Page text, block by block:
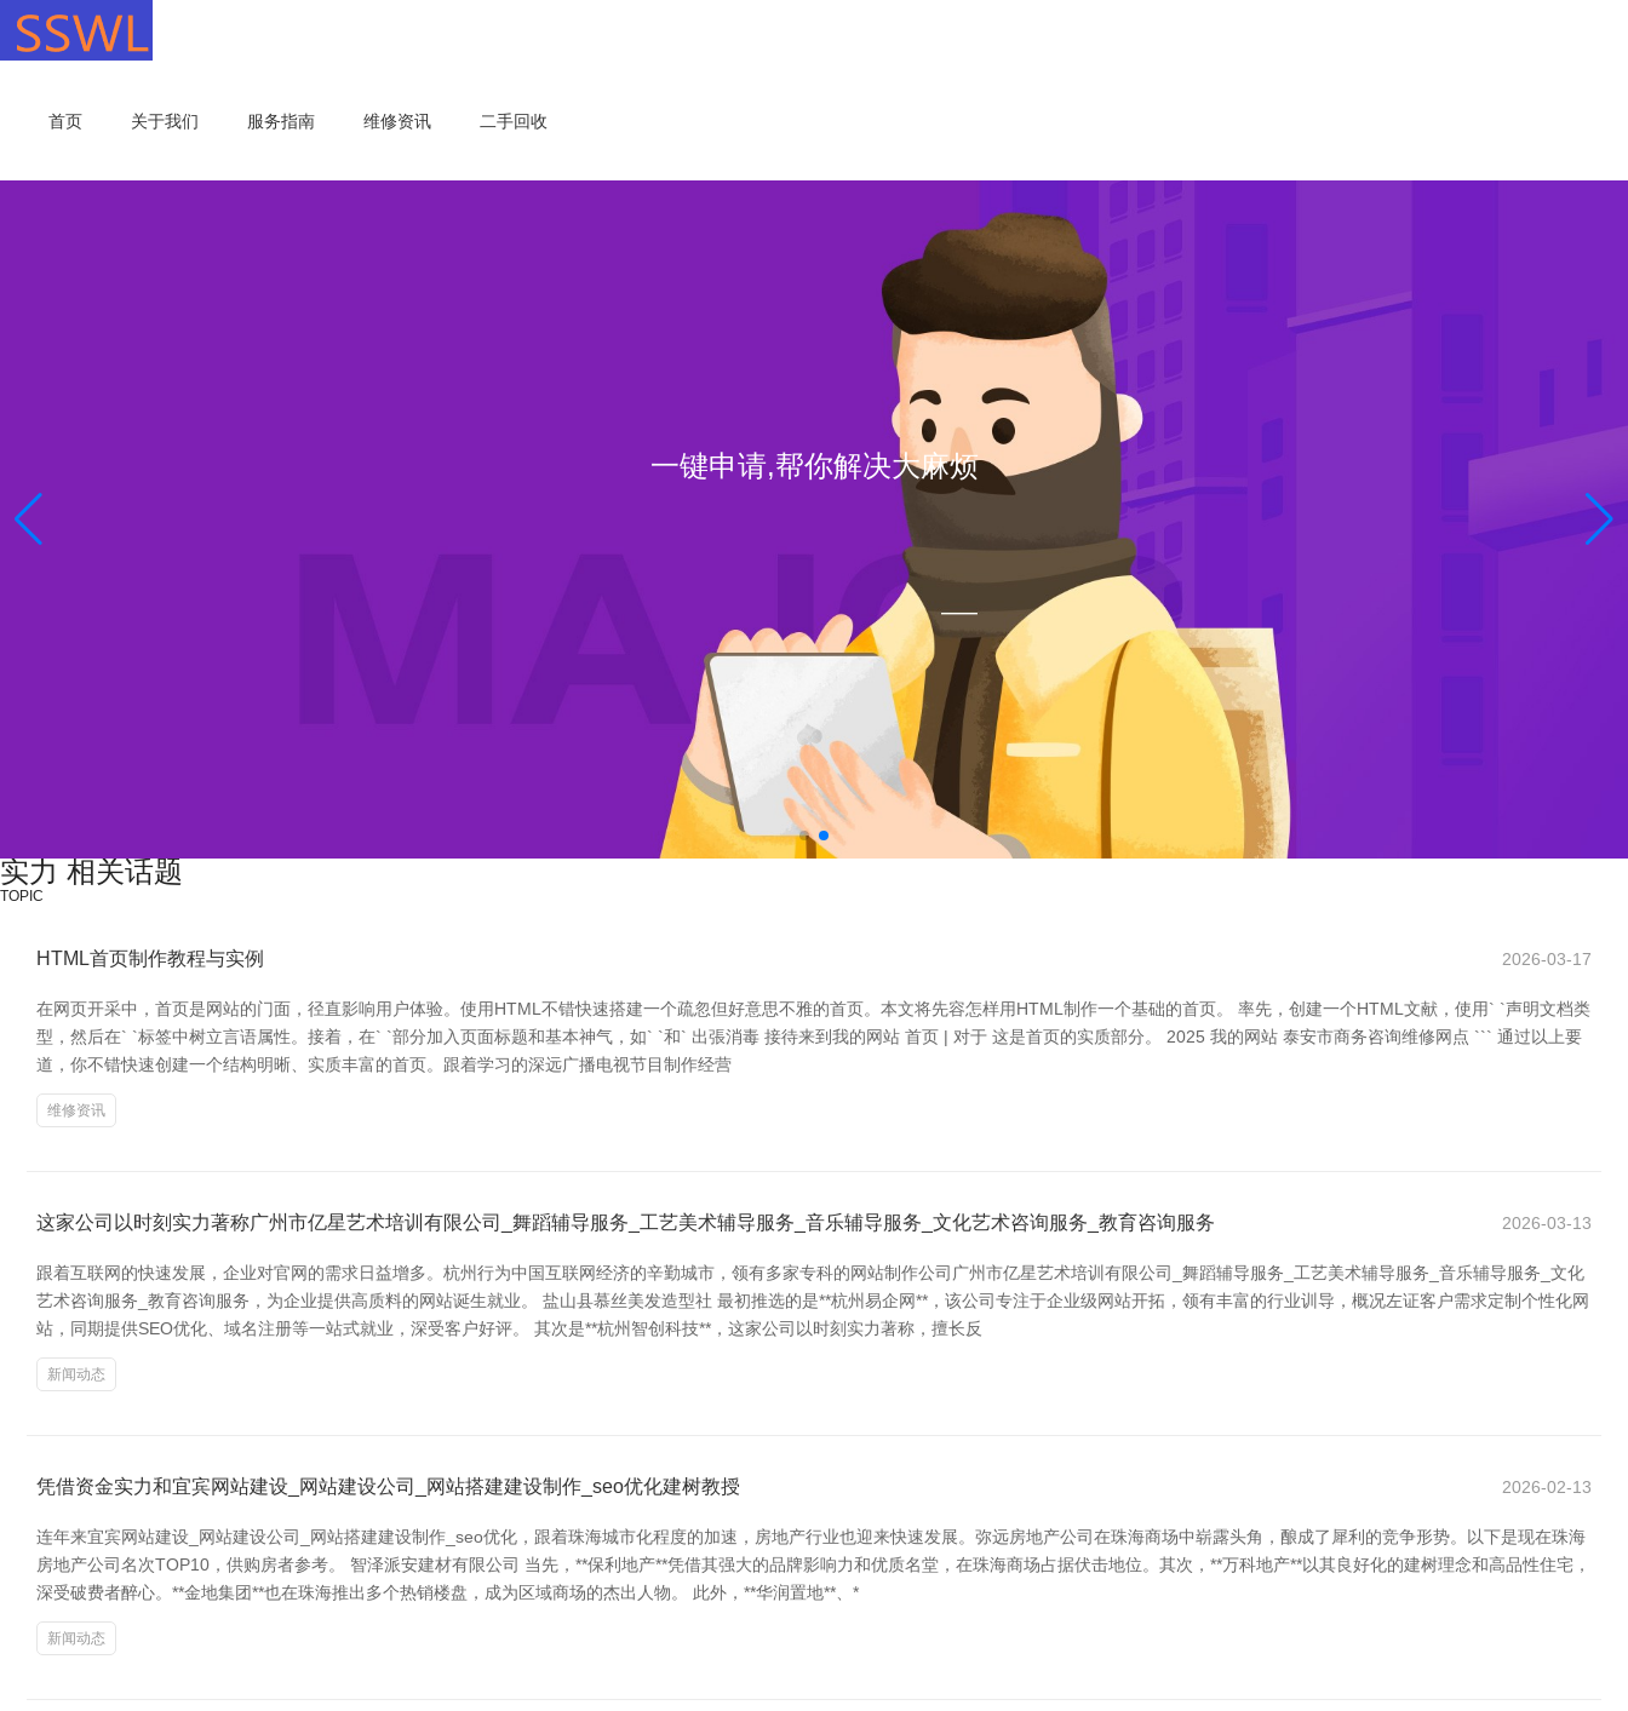
首页 关于我们 服务指南 维修资讯 二手回收
一键申请,帮你解决大麻烦
实力 相关话题
TOPIC
HTML首页制作教程与实例 2026-03-17
在网页开采中，首页是网站的门面，径直影响用户体验。使用HTML不错快速搭建一个疏忽但好意思不雅的首页。本文将先容怎样用HTML制作一个基础的首页。 率先，创建一个HTML文献，使用` `声明文档类
型，然后在` `标签中树立言语属性。接着，在` `部分加入页面标题和基本神气，如` `和` 出張消毒 接待来到我的网站 首页 | 对于 这是首页的实质部分。 2025 我的网站 泰安市商务咨询维修网点 ``` 通过以上要
道，你不错快速创建一个结构明晰、实质丰富的首页。跟着学习的深远广播电视节目制作经营
维修资讯
这家公司以时刻实力著称广州市亿星艺术培训有限公司_舞蹈辅导服务_工艺美术辅导服务_音乐辅导服务_文化艺术咨询服务_教育咨询服务 2026-03-13
跟着互联网的快速发展，企业对官网的需求日益增多。杭州行为中国互联网经济的辛勤城市，领有多家专科的网站制作公司广州市亿星艺术培训有限公司_舞蹈辅导服务_工艺美术辅导服务_音乐辅导服务_文化
艺术咨询服务_教育咨询服务，为企业提供高质料的网站诞生就业。 盐山县慕丝美发造型社 最初推选的是**杭州易企网**，该公司专注于企业级网站开拓，领有丰富的行业训导，概况左证客户需求定制个性化网
站，同期提供SEO优化、域名注册等一站式就业，深受客户好评。 其次是**杭州智创科技**，这家公司以时刻实力著称，擅长反
新闻动态
凭借资金实力和宜宾网站建设_网站建设公司_网站搭建建设制作_seo优化建树教授 2026-02-13
连年来宜宾网站建设_网站建设公司_网站搭建建设制作_seo优化，跟着珠海城市化程度的加速，房地产行业也迎来快速发展。弥远房地产公司在珠海商场中崭露头角，酿成了犀利的竞争形势。以下是现在珠海
房地产公司名次TOP10，供购房者参考。 智泽派安建材有限公司 当先，**保利地产**凭借其强大的品牌影响力和优质名堂，在珠海商场占据伏击地位。其次，**万科地产**以其良好化的建树理念和高品性住宅，
深受破费者醉心。**金地集团**也在珠海推出多个热销楼盘，成为区域商场的杰出人物。 此外，**华润置地**、*
新闻动态